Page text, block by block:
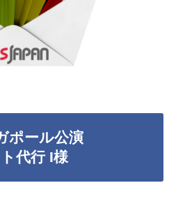
ポール公演
代行 I様